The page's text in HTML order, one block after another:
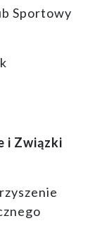
Sportowy
i Związki